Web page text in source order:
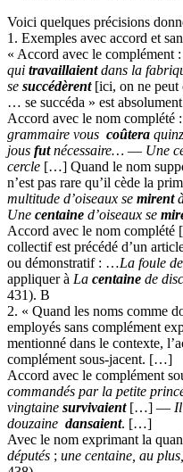
Voici quelques précisions
1. Exemples avec accord et
« Accord avec le
qui travaillaientdans la
se succédèrent[ici, on ne peut
… se succéda » est
Accord avec le nom complété :
grammaire vous coûtera
jous futnécessaire… — Une
cercle […] Quand le nom
n’est pas rare qu’il cède la
multitude d’oiseaux se mirent
Une centaine d’oiseaux se
Accord avec le nom
collectif est précédé d’un
ou démonstratif : …La foule
appliquer à La centaine de
431). B
2. « Quand les noms comme
employés sans complément
mentionné dans le contexte,
complément sous-jacent. […]
Accord avec le complément
commandés par la petite
vingtaine survivaient[…] —
douzaine dansaient. […]
Avec le nom exprimant la
députés ; une centaine, au plus,